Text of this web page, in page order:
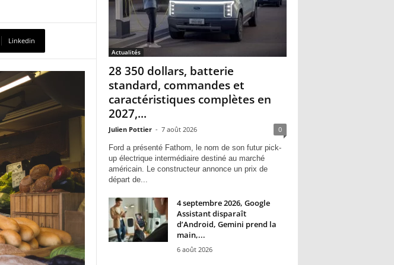
Linkedin
Actualités
28 350 dollars, batterie
standard, commandes et
caractéristiques complètes en
2027,...
Julien Pottier - 7 août 2026 0
Ford a présenté Fathom, le nom de son futur pick-
up électrique intermédiaire destiné au marché
américain. Le constructeur annonce un prix de
départ de...
4 septembre 2026, Google
Assistant disparaît
d’Android, Gemini prend la
main,...
6 août 2026